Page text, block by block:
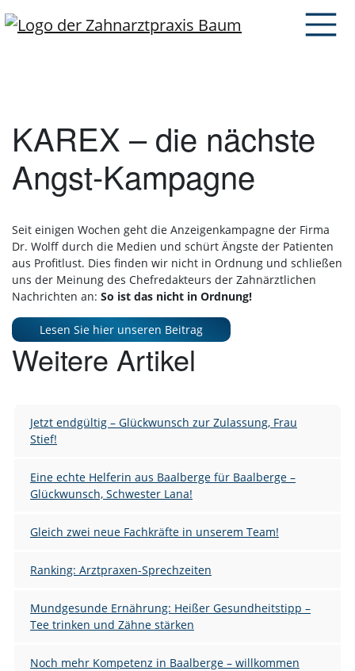
KAREX – die nächste
Angst-Kampagne
Seit einigen Wochen geht die Anzeigenkampagne der Firma
Dr. Wolff durch die Medien und schürt Ängste der Patienten
aus Profitlust. Dies finden wir nicht in Ordnung und schließen
uns der Meinung des Chefredakteurs der Zahnärztlichen
Nachrichten an: So ist das nicht in Ordnung!
Lesen Sie hier unseren Beitrag
Weitere Artikel
Jetzt endgültig – Glückwunsch zur Zulassung, Frau
Stief!
Eine echte Helferin aus Baalberge für Baalberge –
Glückwunsch, Schwester Lana!
Gleich zwei neue Fachkräfte in unserem Team!
Ranking: Arztpraxen-Sprechzeiten
Mundgesunde Ernährung: Heißer Gesundheitstipp –
Tee trinken und Zähne stärken
Noch mehr Kompetenz in Baalberge – willkommen